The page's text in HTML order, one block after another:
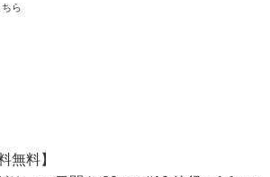
ら
無料】